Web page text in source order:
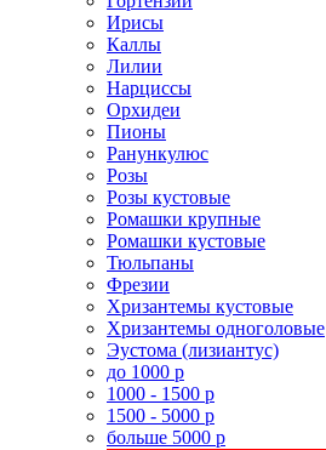
Ирисы
Каллы
Лилии
Нарциссы
Орхидеи
Пионы
Ранункулюс
Розы
Розы кустовые
Ромашки крупные
Ромашки кустовые
Тюльпаны
Фрезии
Хризантемы кустовые
Хризантемы одноголовые
Эустома (лизиантус)
до 1000 р
1000 - 1500 р
1500 - 5000 р
больше 5000 р